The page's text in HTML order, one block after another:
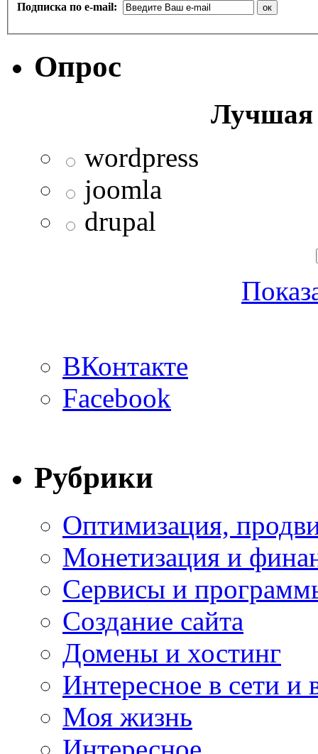
Подписка по e-mail:
Опрос
Лучшая
wordpress
joomla
drupal
ВКонтакте
Facebook
Рубрики
Оптимизация,
Монетизация и
Сервисы и
Создание сайта
Домены и хостинг
Интересное в сети и
Моя жизнь